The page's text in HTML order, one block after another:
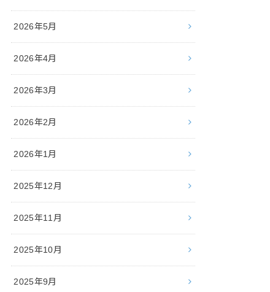
2026年5月
2026年4月
2026年3月
2026年2月
2026年1月
2025年12月
2025年11月
2025年10月
2025年9月